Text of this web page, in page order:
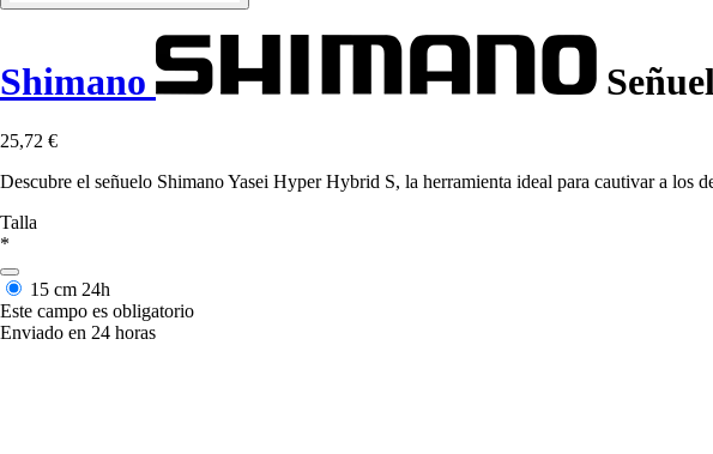
Shimano
25,72 €
Descubre el señuelo Shimano Yasei Hyper Hybrid S, la herramienta ideal para cautivar a los
Talla
*
15 cm 24h
Este campo es obligatorio
Enviado en 24 horas